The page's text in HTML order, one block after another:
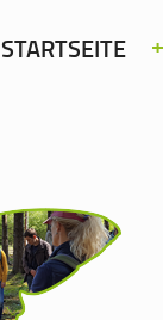
STARTSEITE